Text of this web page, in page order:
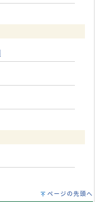
ページの先頭へ